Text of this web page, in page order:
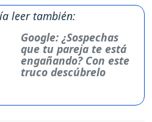
leer también:
Google: ¿Sospechas
que tu pareja te está
engañando? Con este
truco descúbrelo